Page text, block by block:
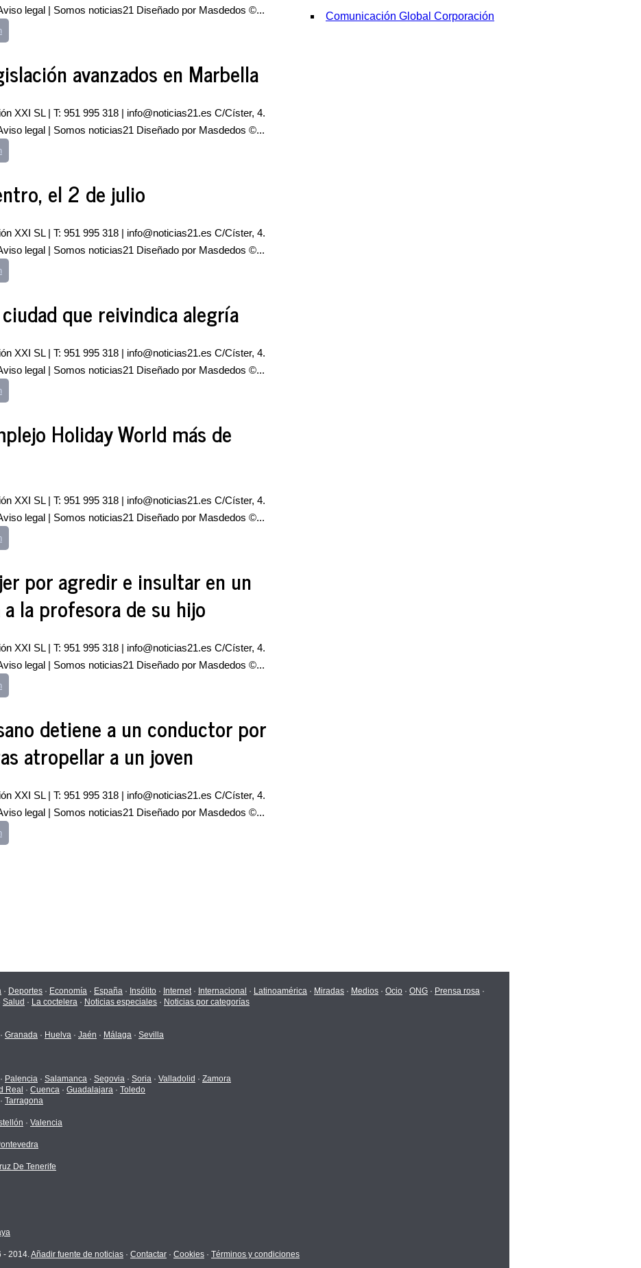
legal | Somos noticias21 Diseñado por Masdedos ©...
avanzados en Marbella
XXI SL | T: 951 995 318 | info@noticias21.es C/Císter, 4.
legal | Somos noticias21 Diseñado por Masdedos ©...
el 2 de julio
XXI SL | T: 951 995 318 | info@noticias21.es C/Císter, 4.
legal | Somos noticias21 Diseñado por Masdedos ©...
que reivindica alegría
XXI SL | T: 951 995 318 | info@noticias21.es C/Císter, 4.
legal | Somos noticias21 Diseñado por Masdedos ©...
Holiday World más de
XXI SL | T: 951 995 318 | info@noticias21.es C/Císter, 4.
legal | Somos noticias21 Diseñado por Masdedos ©...
por agredir e insultar en un
la profesora de su hijo
XXI SL | T: 951 995 318 | info@noticias21.es C/Císter, 4.
legal | Somos noticias21 Diseñado por Masdedos ©...
detiene a un conductor por
atropellar a un joven
XXI SL | T: 951 995 318 | info@noticias21.es C/Císter, 4.
legal | Somos noticias21 Diseñado por Masdedos ©...
Comunicación Global Corporación
· Deportes · Economía · España · Insólito · Internet· Internacional · Latinoamérica · Miradas · Medios · Ocio · ONG · Prensa rosa ·
Salud · La coctelera · Noticias especiales · Noticias por categorías
· Granada · Huelva · Jaén · Málaga · Sevilla
· Palencia · Salamanca · Segovia · Soria · Valladolid · Zamora
Real · Cuenca · Guadalajara · Toledo
· Tarragona
· Valencia
De Tenerife
- 2014.Añadir fuente de noticias · Contactar · Cookies · Términos y condiciones